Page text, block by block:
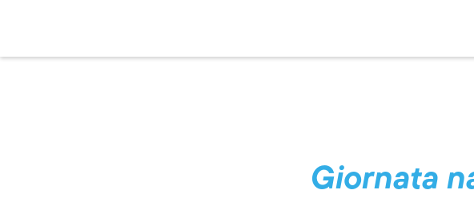
Giornata